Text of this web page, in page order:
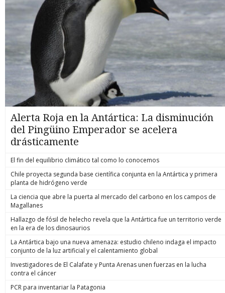
Alerta Roja en la Antártica: La disminución
del Pingüino Emperador se acelera
drásticamente
El fin del equilibrio climático tal como lo conocemos
Chile proyecta segunda base científica conjunta en la Antártica y primera
planta de hidrógeno verde
La ciencia que abre la puerta al mercado del carbono en los campos de
Magallanes
Hallazgo de fósil de helecho revela que la Antártica fue un territorio verde
en la era de los dinosaurios
La Antártica bajo una nueva amenaza: estudio chileno indaga el impacto
conjunto de la luz artificial y el calentamiento global
Investigadores de El Calafate y Punta Arenas unen fuerzas en la lucha
contra el cáncer
PCR para inventariar la Patagonia